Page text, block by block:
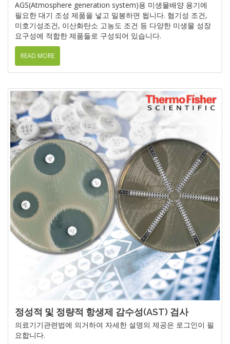
AGS(Atmosphere generation system)용 미생물배양 용기에
필요한 대기 조성 제품을 넣고 밀봉하면 됩니다. 혐기성 조건,
미호기성조건, 이산화탄소 고농도 조건 등 다양한 미생물 성장
요구성에 적합한 제품들로 구성되어 있습니다.
READ MORE
정성적 및 정량적 항생제 감수성(AST) 검사
의료기기관련법에 의거하여 자세한 설명의 제공은 로그인이 필
요합니다.